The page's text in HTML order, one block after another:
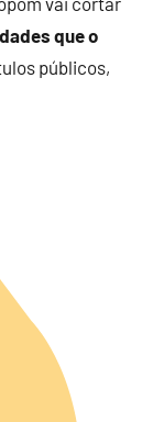
que o
públicos,